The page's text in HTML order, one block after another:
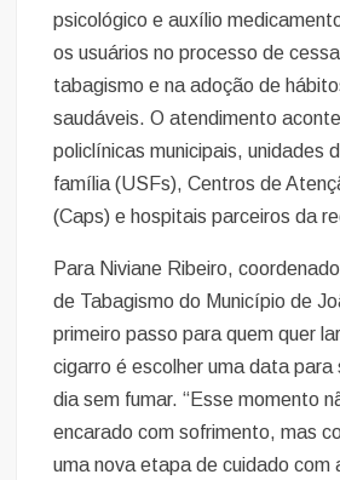
psicológico e auxílio
os usuários no processo de
tabagismo e na adoção de
saudáveis. O atendimento
policlínicas municipais, unidades
família (USFs), Centros de
(Caps) e hospitais parceiros da
Para Niviane Ribeiro,
de Tabagismo do Município de
primeiro passo para quem quer
cigarro é escolher uma data para
dia sem fumar. “Esse momento
encarado com sofrimento, mas
uma nova etapa de cuidado com